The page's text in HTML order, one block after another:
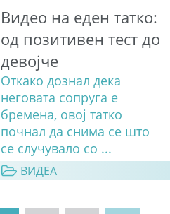
Видео на еден татко:
од позитивен тест до
девојче
Откако дознал дека
неговата сопруга е
бремена, овој татко
почнал да снима се што
се случувало со ...
ВИДЕА